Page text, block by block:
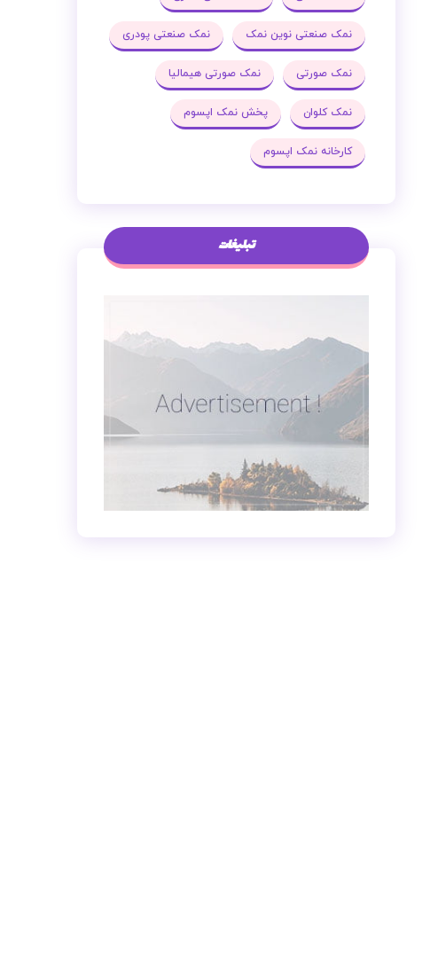
نمک صنعتی نوین نمک نمک صنعتی پودری
نمک صورتی نمک صورتی هیمالیا
نمک کلوان پخش نمک اپسوم
کارخانه نمک اپسوم
تبلیغات